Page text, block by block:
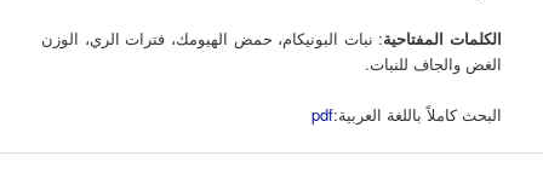
الكلمات المفتاحية: نبات البونيكام، حمض الهيومك، فترات الري، الوزن
الغض والجاف للنبات.
البحث كاملاً باللغة العربية:pdf